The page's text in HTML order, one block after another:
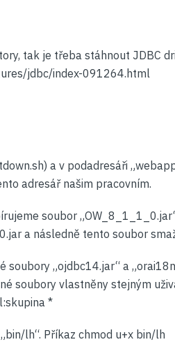
tak je třeba stáhnout JDBC
jdbc/index-091264.html
a v podadresáři
adresář našim pracovním.
soubor
a následně tento soubor
„ojdbc14.jar“ a
soubory vlastněny stejným
*
lh“. Příkaz chmod u+x bin/lh